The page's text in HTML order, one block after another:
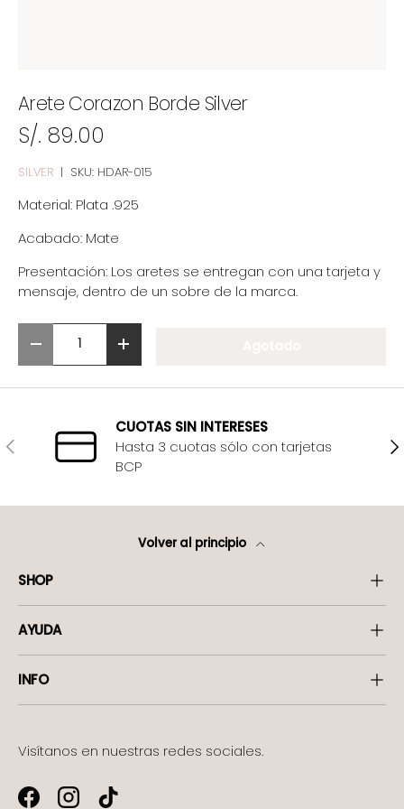
Arete Corazon Borde Silver
S/. 89.00
SILVER | SKU: HDAR-015
Material: Plata .925
Acabado: Mate
Presentación: Los aretes se entregan con una tarjeta y
mensaje, dentro de un sobre de la marca.
-
+
Anterior
CUOTAS SIN INTERESES
Hasta 3 cuotas sólo con tarjetas
BCP
Volver al principio
SHOP
AYUDA
INFO
Visítanos en nuestras redes sociales.